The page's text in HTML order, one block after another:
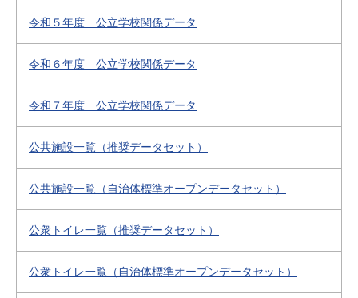
令和５年度 公立学校関係データ
令和６年度 公立学校関係データ
令和７年度 公立学校関係データ
公共施設一覧（推奨データセット）
公共施設一覧（自治体標準オープンデータセット）
公衆トイレ一覧（推奨データセット）
公衆トイレ一覧（自治体標準オープンデータセット）